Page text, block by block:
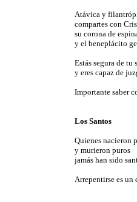
Atávica y
compartes con
su corona de
y el beneplácito
Estás segura de tu
y eres capaz de
Importante saber
Los Santos
Quienes nacieron
y murieron puros
jamás han sido
Arrepentirse es un